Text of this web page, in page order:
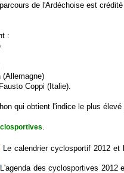
de l'Ardéchoise est
:
(Allemagne)
Coppi (Italie).
qui obtient l'indice le plus
.
Le calendrier cyclosportif 2012
L'agenda des cyclosportives 2012